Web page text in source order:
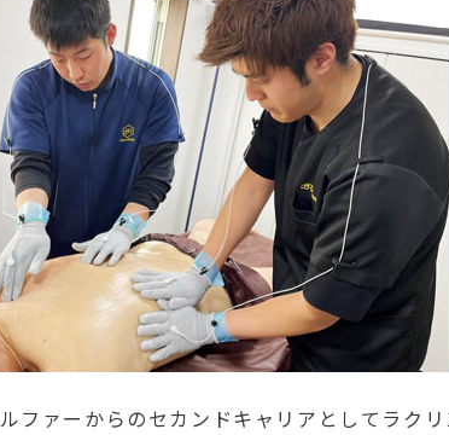
ファーからのセカンドキャリアとしてラク